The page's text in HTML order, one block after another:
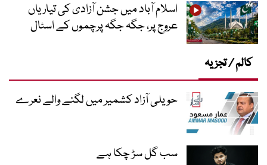
اسلام آباد میں جشن آزادی کی تیاریاں
عروج پر، جگہ جگہ پرچموں کے اسٹال
کالم / تجزیہ
حویلی آزاد کشمیر میں لگنے والے نعرے
سب گل سڑ چکا ہے